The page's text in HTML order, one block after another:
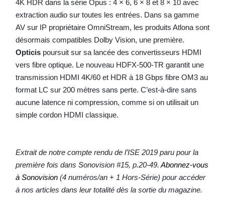
4K HDR dans la série Opus : 4 × 6, 6 × 8 et 8 × 10 avec
extraction audio sur toutes les entrées. Dans sa gamme
AV sur IP propriétaire OmniStream, les produits Atlona sont
désormais compatibles Dolby Vision, une première.
Opticispoursuit sur sa lancée des convertisseurs HDMI
vers fibre optique. Le nouveau HDFX-500-TR garantit une
transmission HDMI 4K/60 et HDR à 18 Gbps fibre OM3 au
format LC sur 200 mètres sans perte. C’est-à-dire sans
aucune latence ni compression, comme si on utilisait un
simple cordon HDMI classique.
Extrait de notre compte rendu de l’ISE 2019 paru pour la
première fois dans Sonovision #15, p.20-49. Abonnez-vous
à Sonovision(4 numéros/an + 1 Hors-Série) pour accéder
à nos articles dans leur totalité dès la sortie du magazine.